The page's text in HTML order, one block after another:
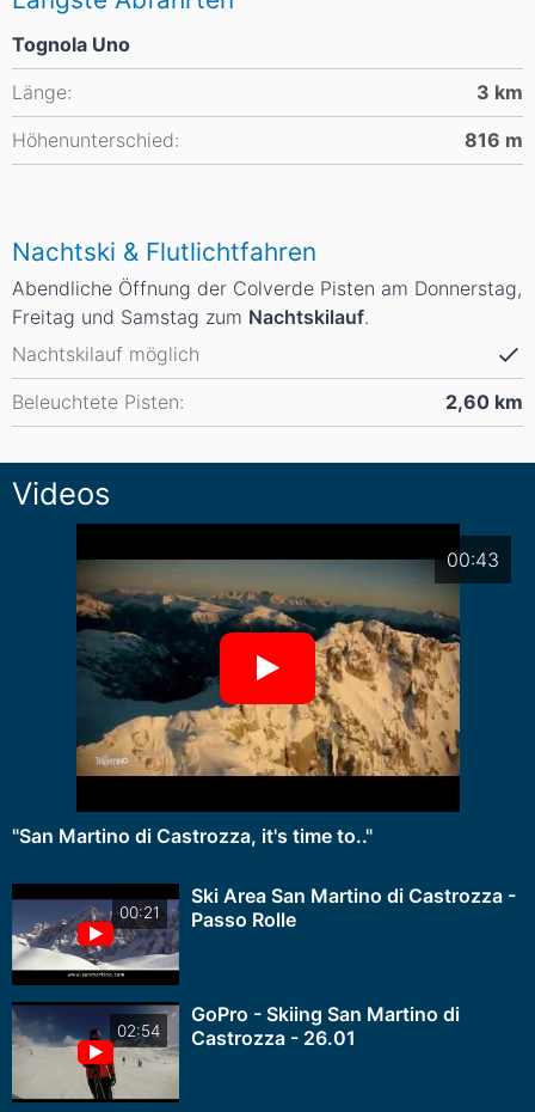
Tognola Uno
Länge:
3 km
Höhenunterschied:
816 m
Nachtski & Flutlichtfahren
Abendliche Öffnung der Colverde Pisten am Donnerstag,
Freitag und Samstag zum Nachtskilauf.
Nachtskilauf möglich
Beleuchtete Pisten:
2,60 km
Videos
00:43
"San Martino di Castrozza, it's time to.."
00:21
Ski Area San Martino di Castrozza -
Passo Rolle
02:54
GoPro - Skiing San Martino di
Castrozza - 26.01